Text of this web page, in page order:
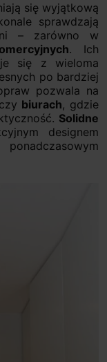
się wyjątkową
sprawdzają
– zarówno w
. Ich
się z wieloma
po bardziej
pozwala na
czy biurach, gdzie
Solidne
designem